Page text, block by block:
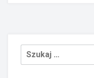
Szukaj: